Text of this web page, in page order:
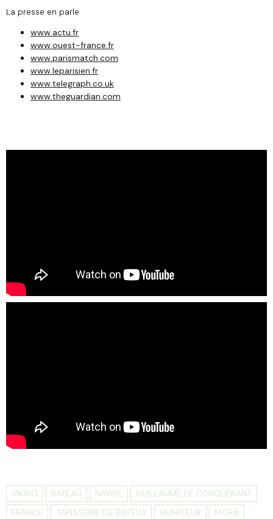
La presse en parle
www.actu.fr
www.ouest-france.fr
www.parismatch.com
www.leparisien.fr
www.telegraph.co.uk
www.theguardian.com
VIKING BATEAU NAVIRE
GUILLAUME LE CONQUÉRANT
FRANCE
TAPISSERIE DE BAYEUX HONFLEUR
MORA